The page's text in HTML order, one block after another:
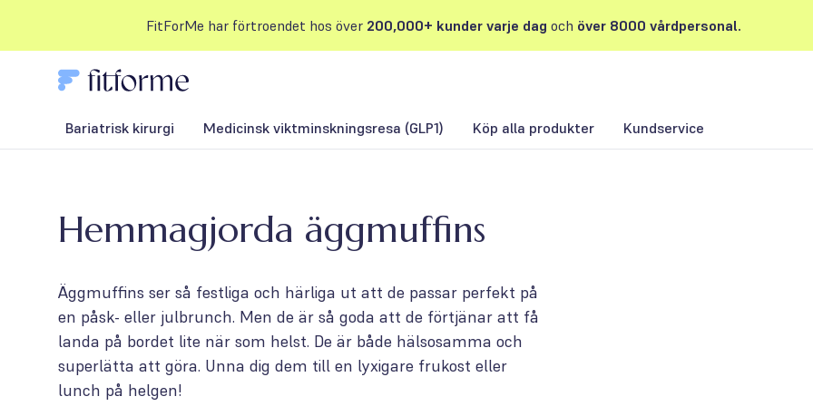
FitForMe har förtroendet hos över 200,000+ kunder varje dag och över 8000 vårdpersonal.
Bariatrisk kirurgi Medicinsk viktminskningsresa (GLP1) Köp alla produkter Kundservice
Hemmagjorda äggmuffins
Äggmuffins ser så festliga och härliga ut att de passar perfekt på
en påsk- eller julbrunch. Men de är så goda att de förtjänar att få
landa på bordet lite när som helst. De är både hälsosamma och
superlätta att göra. Unna dig dem till en lyxigare frukost eller
lunch på helgen!